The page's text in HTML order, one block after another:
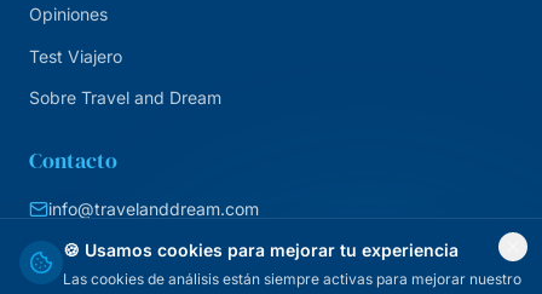
🍪 Usamos cookies para mejorar tu experiencia
Las cookies de análisis están siempre activas para mejorar nuestro
Opiniones
Test Viajero
Sobre Travel and Dream
Contacto
info@travelanddream.com
+34 684 226 007
Agencia online · España